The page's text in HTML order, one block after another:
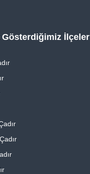
Gösterdiğimiz İlçeler